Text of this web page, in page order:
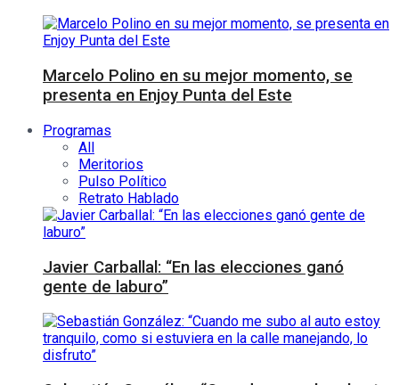
Marcelo Polino en su mejor momento, se
presenta en Enjoy Punta del Este
Programas
All
Meritorios
Pulso Político
Retrato Hablado
Javier Carballal: “En las elecciones ganó
gente de laburo”